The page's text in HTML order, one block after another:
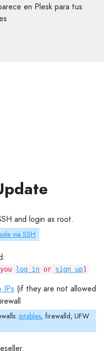
en Plesk para tus
and login as root.
via SSH
log in or sign up]
IPs (if they are not allowed
iptables, firewalld, UFW